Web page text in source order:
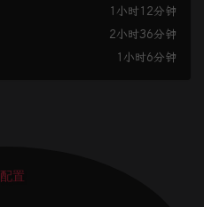
1小时12分钟
2小时36分钟
1小时6分钟
配置